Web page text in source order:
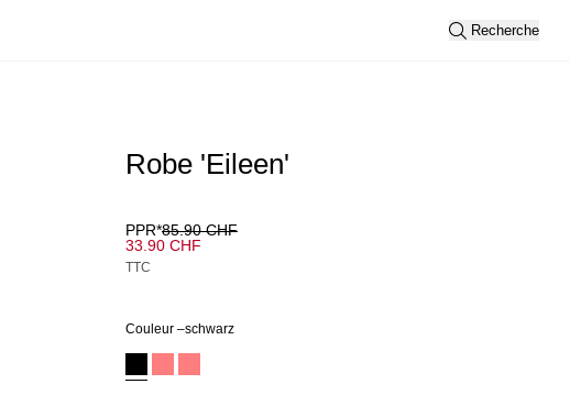
Recherche
Robe 'Eileen'
PPR*85.90 CHF
33.90 CHF
TTC
Couleur –schwarz